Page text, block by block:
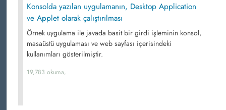
Konsolda yazılan uygulamanın, Desktop Application
ve Applet olarak çalıştırılması
Örnek uygulama ile javada basit bir girdi işleminin konsol,
masaüstü uygulaması ve web sayfası içerisindeki
kullanımları gösterilmiştir.
19,783 okuma,